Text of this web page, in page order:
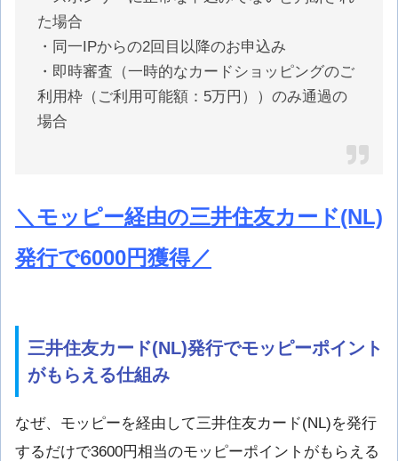
た場合
・同一IPからの2回目以降のお申込み
・即時審査（一時的なカードショッピングのご
利用枠（ご利用可能額：5万円））のみ通過の
場合
＼モッピー経由の三井住友カード(NL)
発行で6000円獲得／
三井住友カード(NL)発行でモッピーポイント
がもらえる仕組み
なぜ、モッピーを経由して三井住友カード(NL)を発行
するだけで3600円相当のモッピーポイントがもらえる